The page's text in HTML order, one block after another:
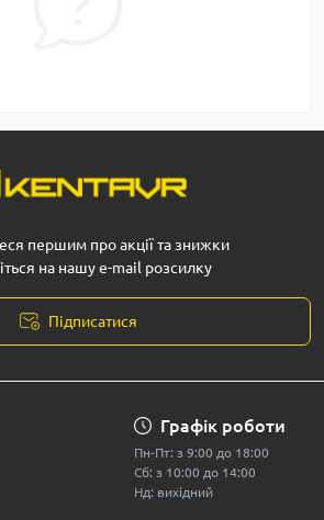
першим про акції та знижки
на нашу e-mail розсилку
Підписатися
Графік роботи
Пн-Пт: з 9:00 до 18:00
Сб: з 10:00 до 14:00
Нд: вихідний